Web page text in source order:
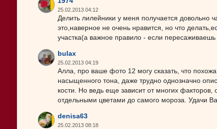
25.02.2013 04:12
Делить лилейники у меня получается довольно
это,наверное не очень нравится, но что
участка(а важное правило - если
bulax
25.02.2013 04:19
Алла, про ваше фото 12 могу сказать, что
насыщенного тона, даже трудно однозначно
кости. Но ведь еще зависит от многих факторов,
отдельными цветами до самого мороза. Удачи
denisa63
25.02.2013 08:18